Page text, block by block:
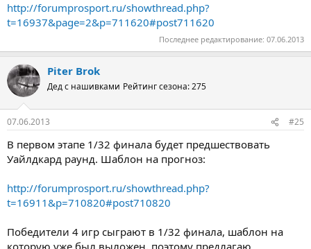
http://forumprosport.ru/showthread.php?
t=16937&page=2&p=711620#post711620
Последнее редактирование: 07.06.2013
Piter Brok
Дед с нашивками Рейтинг сезона: 275
07.06.2013 #25
В первом этапе 1/32 финала будет предшествовать
Уайлдкард раунд. Шаблон на прогноз:
http://forumprosport.ru/showthread.php?
t=16911&p=710820#post710820
Победители 4 игр сыграют в 1/32 финала, шаблон на
которую уже был выложен, поэтому предлагаю